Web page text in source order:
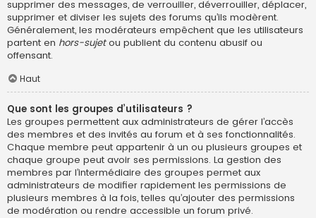
supprimer des messages, de verrouiller, déverrouiller, déplacer,
supprimer et diviser les sujets des forums qu’ils modèrent.
Généralement, les modérateurs empêchent que les utilisateurs
partent en hors-sujetou publient du contenu abusif ou
offensant.
Haut
Que sont les groupes d’utilisateurs ?
Les groupes permettent aux administrateurs de gérer l’accès
des membres et des invités au forum et à ses fonctionnalités.
Chaque membre peut appartenir à un ou plusieurs groupes et
chaque groupe peut avoir ses permissions. La gestion des
membres par l’intermédiaire des groupes permet aux
administrateurs de modifier rapidement les permissions de
plusieurs membres à la fois, telles qu’ajouter des permissions
de modération ou rendre accessible un forum privé.